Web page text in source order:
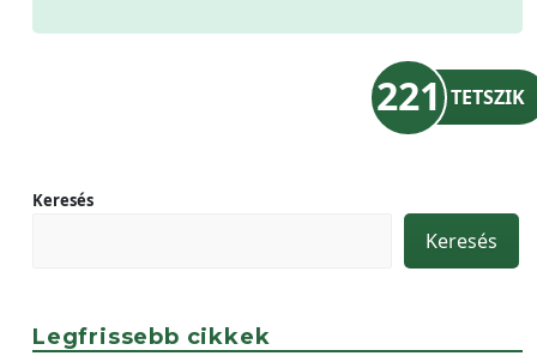
221 TETSZIK
Keresés
Keresés
Legfrissebb cikkek